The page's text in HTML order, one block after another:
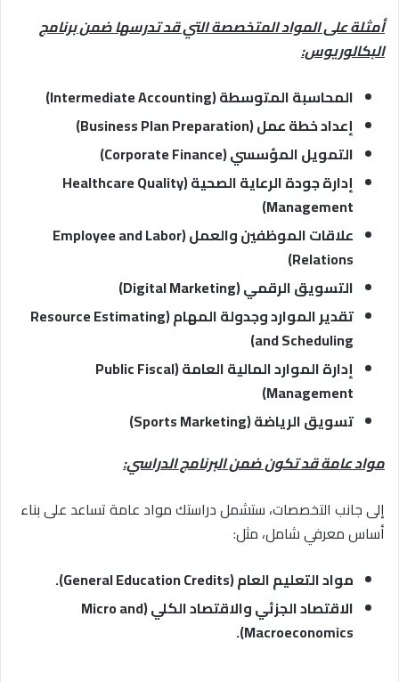
أمثلة على المواد المتخصصة التي قد تدرسها ضمن برنامج
البكالوريوس:
المحاسبة المتوسطة (Intermediate Accounting)
إعداد خطة عمل (Business Plan Preparation)
التمويل المؤسسي (Corporate Finance)
إدارة جودة الرعاية الصحية (Healthcare Quality
Management)
علاقات الموظفين والعمل (Employee and Labor
Relations)
التسويق الرقمي (Digital Marketing)
تقدير الموارد وجدولة المهام (Resource Estimating
and Scheduling)
إدارة الموارد المالية العامة (Public Fiscal
Management)
تسويق الرياضة (Sports Marketing)
مواد عامة قد تكون ضمن البرنامج الدراسي:
إلى جانب التخصصات، ستشمل دراستك مواد عامة تساعد على بناء
أساس معرفي شامل، مثل:
مواد التعليم العام (General Education Credits).
الاقتصاد الجزئي والاقتصاد الكلي (Micro and
Macroeconomics).